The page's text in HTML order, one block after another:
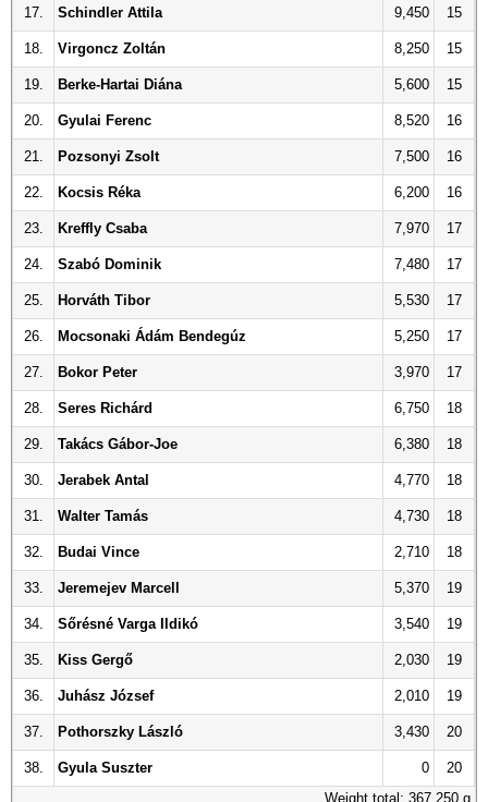
17. Schindler Attila 9,450 15
18. Virgoncz Zoltán 8,250 15
19. Berke-Hartai Diána 5,600 15
20. Gyulai Ferenc 8,520 16
21. Pozsonyi Zsolt 7,500 16
22. Kocsis Réka 6,200 16
23. Kreffly Csaba 7,970 17
24. Szabó Dominik 7,480 17
25. Horváth Tibor 5,530 17
26. Mocsonaki Ádám Bendegúz 5,250 17
27. Bokor Peter 3,970 17
28. Seres Richárd 6,750 18
29. Takács Gábor-Joe 6,380 18
30. Jerabek Antal 4,770 18
31. Walter Tamás 4,730 18
32. Budai Vince 2,710 18
33. Jeremejev Marcell 5,370 19
34. Sőrésné Varga Ildikó 3,540 19
35. Kiss Gergő 2,030 19
36. Juhász József 2,010 19
37. Pothorszky László 3,430 20
38. Gyula Suszter 0
20
Weight total: 367,250 g